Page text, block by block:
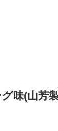
味(山芳